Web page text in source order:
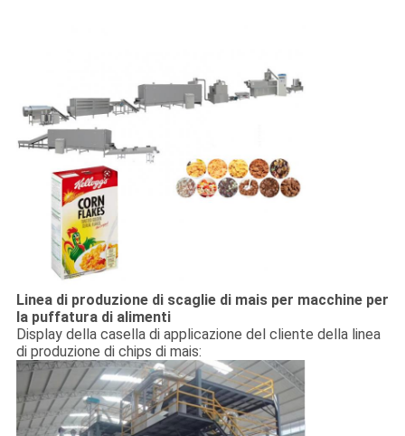
Linea di produzione di scaglie di mais per macchine per
la puffatura di alimenti
Display della casella di applicazione del cliente della linea
di produzione di chips di mais: